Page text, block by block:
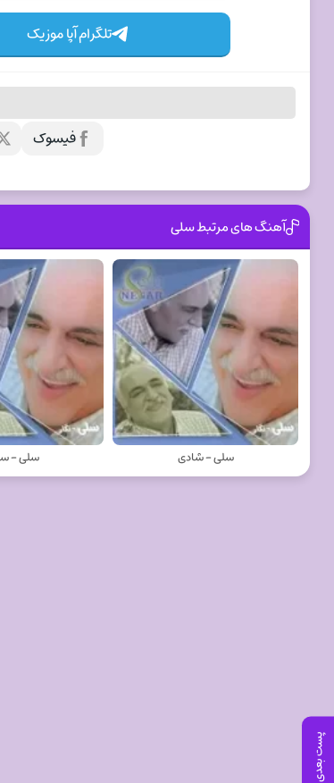
پست بعدی
تلگرام آپا موزیک
فیسوک
آهنگ های مرتبط سلی
سلی - شادی سلی -